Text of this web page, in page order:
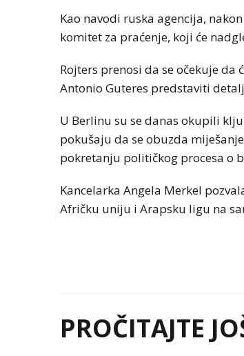
Kao navodi ruska agencija,
komitet za praćenje, koji će
Rojters prenosi da se očekuje da
Antonio Guteres predstaviti
U Berlinu su se danas okupili
pokušaju da se obuzda
pokretanju političkog procesa o
Kancelarka Angela Merkel
Afričku uniju i Arapsku ligu na
PROČITAJTE